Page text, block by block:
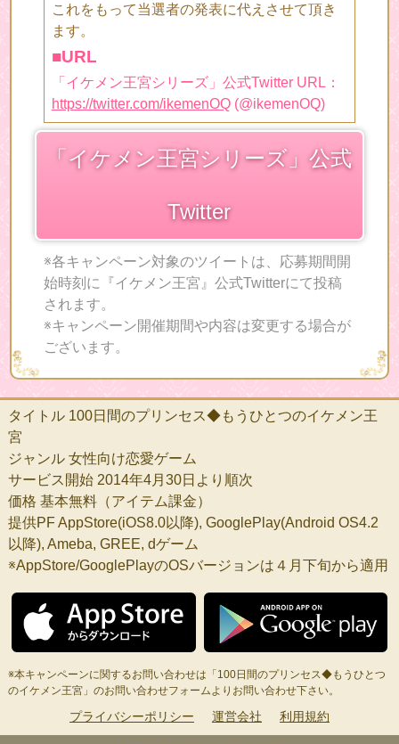
これをもって当選者の発表に代えさせて頂き
ます。
■URL
「イケメン王宮シリーズ」公式Twitter URL：
https://twitter.com/ikemenOQ(@ikemenOQ)
「イケメン王宮シリーズ」公式
Twitter
※各キャンペーン対象のツイートは、応募期間開
始時刻に『イケメン王宮』公式Twitterにて投稿
されます。
※キャンペーン開催期間や内容は変更する場合が
ございます。
タイトル 100日間のプリンセス◆もうひとつのイケメン王
宮
ジャンル 女性向け恋愛ゲーム
サービス開始 2014年4月30日より順次
価格 基本無料（アイテム課金）
提供PF AppStore(iOS8.0以降), GooglePlay(Android OS4.2
以降), Ameba, GREE, dゲーム
※AppStore/GooglePlayのOSバージョンは４月下旬から適用
※本キャンペーンに関するお問い合わせは「100日間のプリンセス◆もうひとつ
のイケメン王宮」のお問い合わせフォームよりお問い合わせ下さい。
プライバシーポリシー 運営会社 利用規約